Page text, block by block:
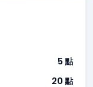
5 點
20 點